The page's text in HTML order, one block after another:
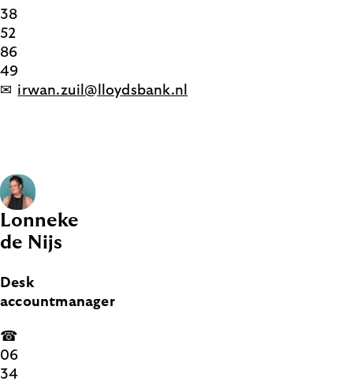
38
52
86
49
✉ irwan.zuil@lloydsbank.nl
Lonneke
de Nijs
Desk
accountmanager
☎
06
34